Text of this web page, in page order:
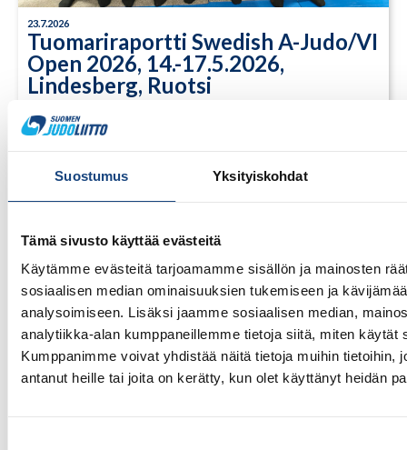
Suostumus Yksityiskohdat
Tämä sivusto käyttää evästeitä
Käytämme evästeitä tarjoamamme sisällön ja mainosten
sosiaalisen median ominaisuuksien tukemiseen ja
analysoimiseen. Lisäksi jaamme sosiaalisen median,
analytiikka-alan kumppaneillemme tietoja siitä, miten käytät
Kumppanimme voivat yhdistää näitä tietoja muihin tietoihin,
antanut heille tai joita on kerätty, kun olet käyttänyt heidän
23.7.2026
Tuomariraportti Swedish A-Judo/VI
Open 2026, 14.-17.5.2026,
Lindesberg, Ruotsi
13.7.2026
alle 21-vuotiaiden European